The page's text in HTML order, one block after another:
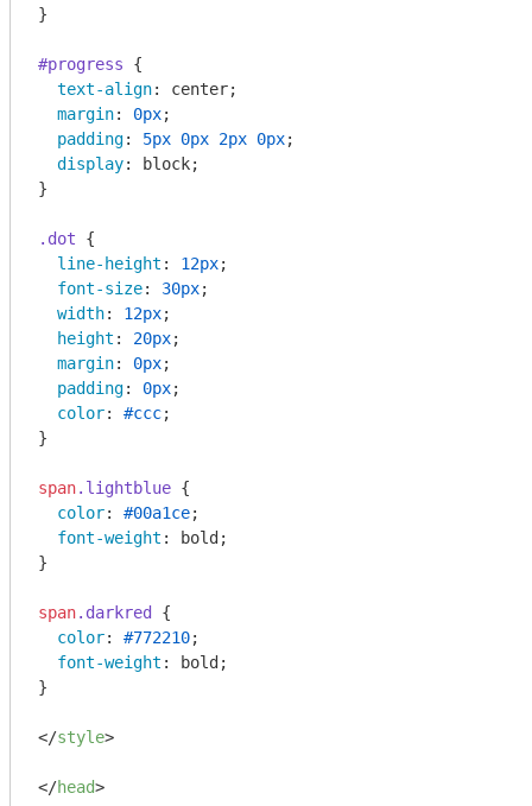
}
#progress {
text-align: center;
margin: 0px;
padding: 5px 0px 2px 0px;
display: block;
}
.dot {
line-height : 12px;
font-size: 30px;
width: 12px;
height : 20px;
margin: 0px;
padding: 0px;
color: #ccc;
}
span.lightblue {
color: #00a1ce;
font-weight : bold;
}
span.darkred
{
color: #772210;
font-weight : bold;
}
</style>
</head>